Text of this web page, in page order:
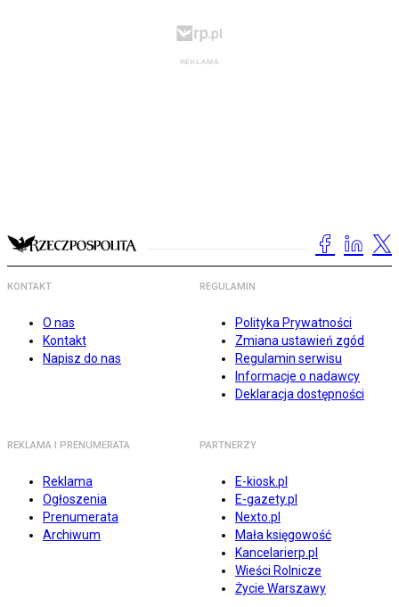
KONTAKT
O nas
Kontakt
Napisz do nas
REGULAMIN
Polityka Prywatności
Zmiana ustawień zgód
Regulamin serwisu
Informacje o nadawcy
Deklaracja dostępności
REKLAMA I PRENUMERATA
Reklama
Ogłoszenia
Prenumerata
Archiwum
PARTNERZY
E-kiosk.pl
E-gazety.pl
Nexto.pl
Mała księgowość
Kancelarierp.pl
Wieści Rolnicze
Życie Warszawy